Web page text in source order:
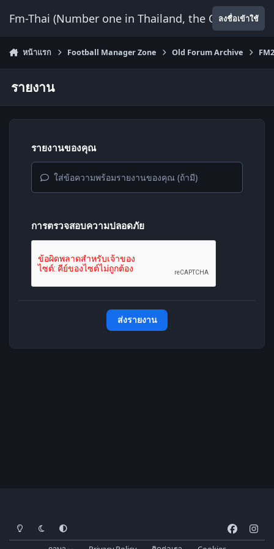
Fm-Thai (Number one in Thailand, the Onlyลงชื่อเข้าใช้
หน้าแรก Football Manager Zone Old Forum Archive
รายงาน
รายงานของคุณ
ใส่ข้อความพร้อมรายงานของคุณ (ถ้ามี)
การตรวจสอบความปลอดภัย
ส่งรายงาน
โหมดสว่างโหมดมืด การตั้งค่าระบบ
a
n